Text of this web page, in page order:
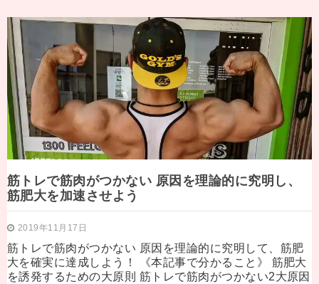
筋トレで筋肉がつかない 原因を理論的に究明し、
筋肥大を加速させよう
2019年11月17日
筋トレで筋肉がつかない 原因を理論的に究明して、筋肥
大を確実に達成しよう！ 《本記事で分かること》 筋肥大
を誘発するための大原則 筋トレで筋肉がつかない2大原因